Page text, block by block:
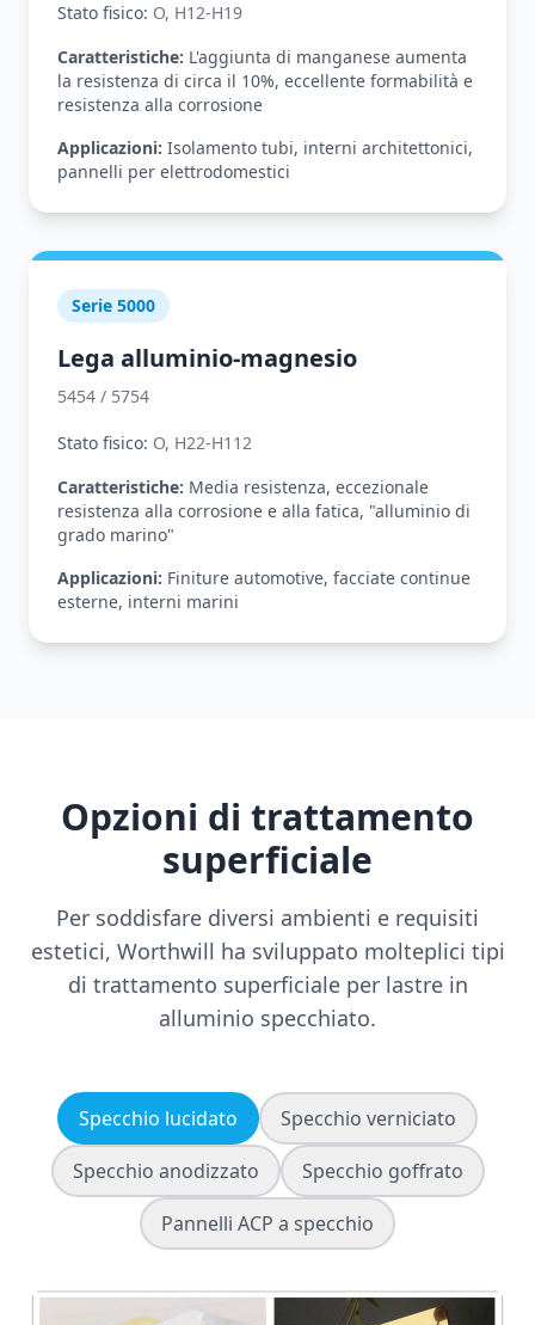
Stato fisico: O, H12-H19
Caratteristiche: L'aggiunta di manganese aumenta
la resistenza di circa il 10%, eccellente formabilità e
resistenza alla corrosione
Applicazioni: Isolamento tubi, interni architettonici,
pannelli per elettrodomestici
Serie 5000
Lega alluminio-magnesio
5454 / 5754
Stato fisico: O, H22-H112
Caratteristiche: Media resistenza, eccezionale
resistenza alla corrosione e alla fatica, "alluminio di
grado marino"
Applicazioni: Finiture automotive, facciate continue
esterne, interni marini
Opzioni di trattamento
superficiale
Per soddisfare diversi ambienti e requisiti
estetici, Worthwill ha sviluppato molteplici tipi
di trattamento superficiale per lastre in
alluminio specchiato.
Specchio lucidato
Specchio verniciato
Specchio anodizzato
Specchio goffrato
Pannelli ACP a specchio